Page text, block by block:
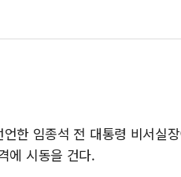
한 임종석 전 대통령 비서실
에 시동을 건다.